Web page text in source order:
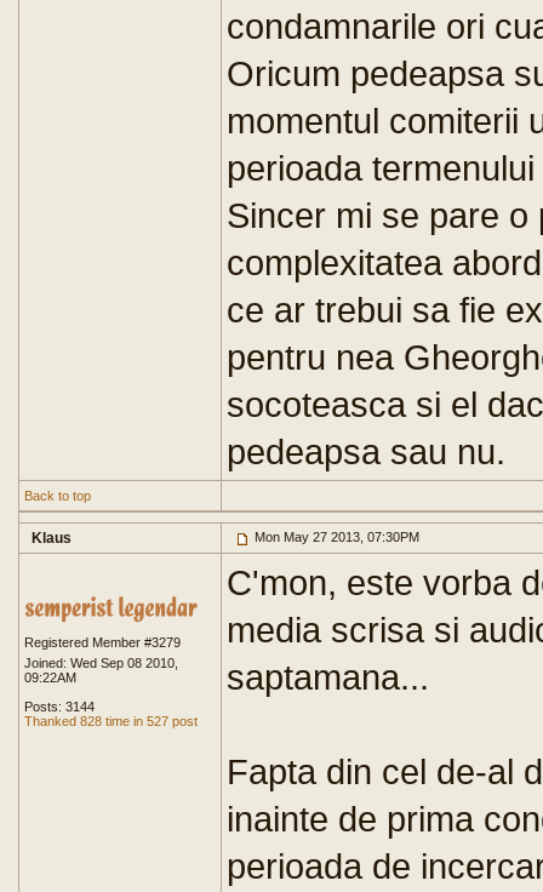
condamnarile ori
Oricum pedeapsa
momentul comiterii
perioada
Sincer mi se pare
complexitatea
ce ar trebui sa fie
pentru nea
socoteasca si el
pedeapsa sau nu.
Back to top
Klaus Mon May 27 2013, 07:30PM
Registered Member #3279
Joined: Wed Sep 08 2010,
09:22AM
Posts: 3144
Thanked 828 time in 527 post
C'mon, este vorba
media scrisa si
saptamana...
Fapta din cel de-al
inainte de prima
perioada de